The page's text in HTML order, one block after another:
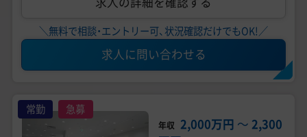
＼無料で相談・エントリー可、状況確認だけでもOK!／
求人に問い合わせる
常勤 急募
年収 2,000万円 〜 2,300